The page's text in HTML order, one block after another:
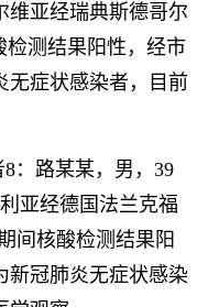
维亚经瑞典斯德哥尔
检测结果阳性，经市
无症状感染者，目前
路某某，男，39
亚经德国法兰克福
间核酸检测结果阳
新冠肺炎无症状感染